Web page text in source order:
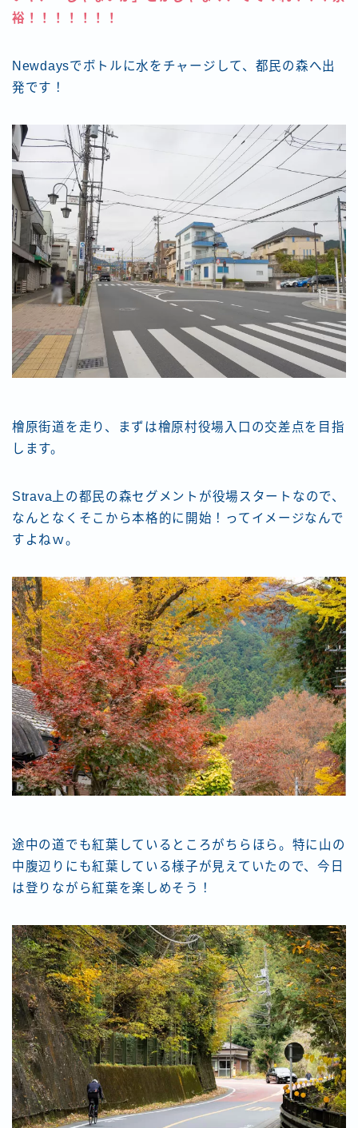
裕！！！！！！！
Newdaysでボトルに水をチャージして、都民の森へ出
発です！
檜原街道を走り、まずは檜原村役場入口の交差点を目指
します。
Strava上の都民の森セグメントが役場スタートなので、
なんとなくそこから本格的に開始！ってイメージなんで
すよねｗ。
途中の道でも紅葉しているところがちらほら。特に山の
中腹辺りにも紅葉している様子が見えていたので、今日
は登りながら紅葉を楽しめそう！